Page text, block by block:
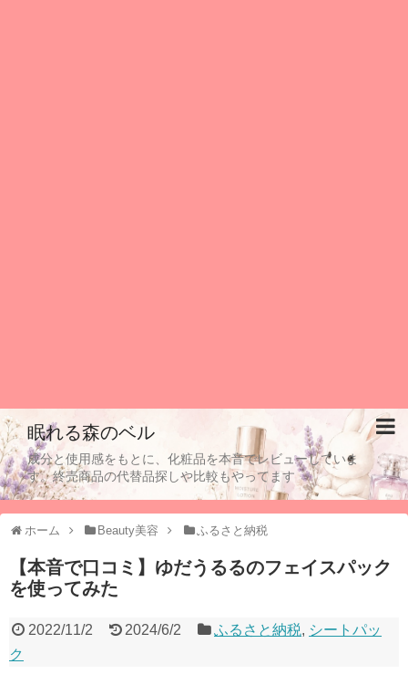
眠れる森のベル
成分と使用感をもとに、化粧品を本音でレビューしていま
す。終売商品の代替品探しや比較もやってます
ホーム Beauty美容 ふるさと納税
【本音で口コミ】ゆだうるるのフェイスパック
を使ってみた
2022/11/2 2024/6/2 ふるさと納税, シートパッ
ク